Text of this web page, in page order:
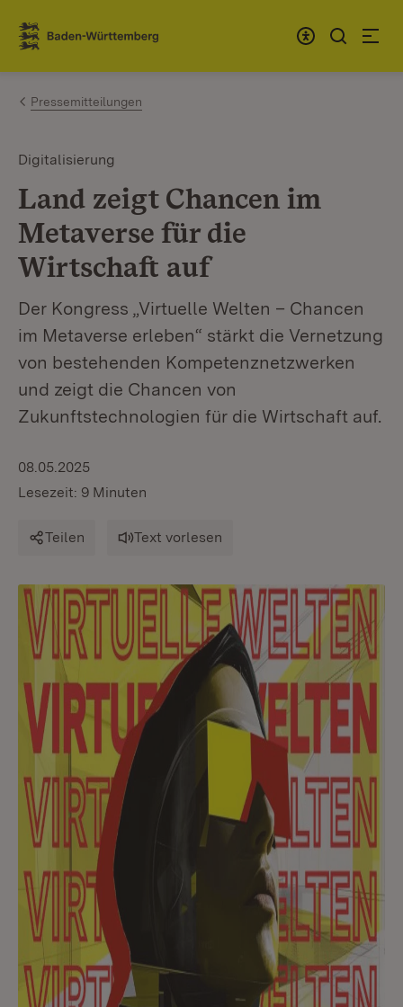
Zum Inhalt springen
Link zur Startseite
Pressemitteilungen
Digitalisierung
Land zeigt Chancen im
Metaverse für die
Wirtschaft auf
Der Kongress „Virtuelle Welten – Chancen
im Metaverse erleben“ stärkt die Vernetzung
von bestehenden Kompetenznetzwerken
und zeigt die Chancen von
Zukunftstechnologien für die Wirtschaft auf.
08.05.2025
Lesezeit: 9 Minuten
Teilen Text vorlesen